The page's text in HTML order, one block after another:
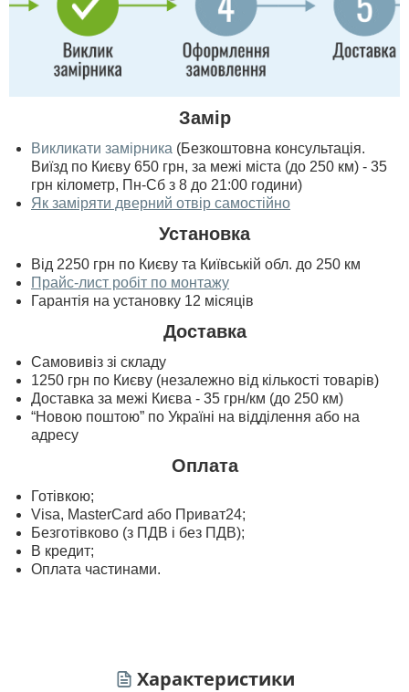
Замір
Викликати замірника (Безкоштовна консультація.
Виїзд по Києву 650 грн, за межі міста (до 250 км) - 35
грн кілометр, Пн-Сб з 8 до 21:00 години)
Як заміряти дверний отвір самостійно
Установка
Від 2250 грн по Києву та Київській обл. до 250 км
Прайс-лист робіт по монтажу
Гарантія на установку 12 місяців
Доставка
Самовивіз зі складу
1250 грн по Києву (незалежно від кількості товарів)
Доставка за межі Києва - 35 грн/км (до 250 км)
“Новою поштою” по Україні на відділення або на
адресу
Оплата
Готівкою;
Visa, MasterСard або Приват24;
Безготівково (з ПДВ і без ПДВ);
В кредит;
Оплата частинами.
Характеристики